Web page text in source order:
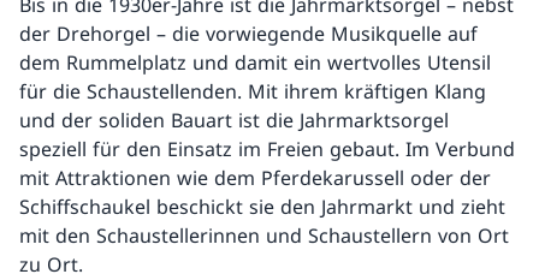
der Drehorgel – die vorwiegende Musikquelle auf
dem Rummelplatz und damit ein wertvolles Utensil
für die Schaustellenden. Mit ihrem kräftigen Klang
und der soliden Bauart ist die Jahrmarktsorgel
speziell für den Einsatz im Freien gebaut. Im Verbund
mit Attraktionen wie dem Pferdekarussell oder der
Schiffschaukel beschickt sie den Jahrmarkt und zieht
mit den Schaustellerinnen und Schaustellern von Ort
zu Ort.